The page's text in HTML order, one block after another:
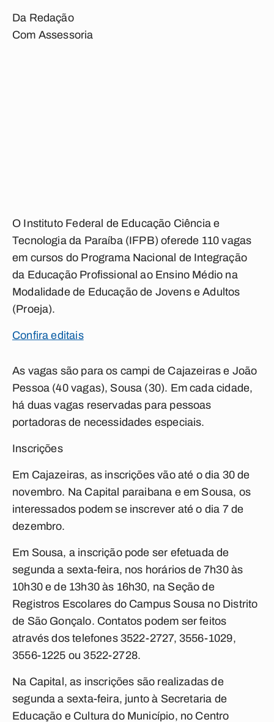
Da Redação
Com Assessoria
O Instituto Federal de Educação Ciência e
Tecnologia da Paraíba (IFPB) oferede 110 vagas
em cursos do Programa Nacional de Integração
da Educação Profissional ao Ensino Médio na
Modalidade de Educação de Jovens e Adultos
(Proeja).
Confira editais
As vagas são para os campi de Cajazeiras e João
Pessoa (40 vagas), Sousa (30). Em cada cidade,
há duas vagas reservadas para pessoas
portadoras de necessidades especiais.
Inscrições
Em Cajazeiras, as inscrições vão até o dia 30 de
novembro. Na Capital paraibana e em Sousa, os
interessados podem se inscrever até o dia 7 de
dezembro.
Em Sousa, a inscrição pode ser efetuada de
segunda a sexta-feira, nos horários de 7h30 às
10h30 e de 13h30 às 16h30, na Seção de
Registros Escolares do Campus Sousa no Distrito
de São Gonçalo. Contatos podem ser feitos
através dos telefones 3522-2727, 3556-1029,
3556-1225 ou 3522-2728.
Na Capital, as inscrições são realizadas de
segunda a sexta-feira, junto à Secretaria de
Educação e Cultura do Município, no Centro